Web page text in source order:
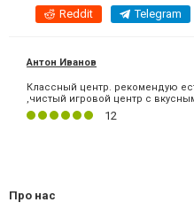
Reddit Telegram
Антон Иванов
Классный центр. рекомендую
,чистый игровой центр с
12
Про нас